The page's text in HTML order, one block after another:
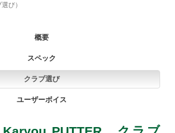
び）
概要
スペック
クラブ選び
ユーザーボイス